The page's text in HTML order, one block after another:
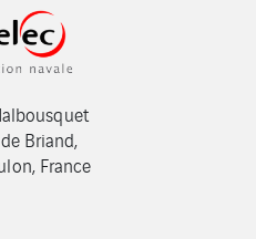
Briand,
France